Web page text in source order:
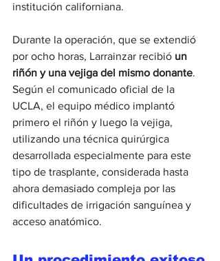
institución californiana.
Durante la operación, que se extendió
por ocho horas, Larrainzar recibió un
riñón y una vejiga del mismo donante.
Según el comunicado oficial de la
UCLA, el equipo médico implantó
primero el riñón y luego la vejiga,
utilizando una técnica quirúrgica
desarrollada especialmente para este
tipo de trasplante, considerada hasta
ahora demasiado compleja por las
dificultades de irrigación sanguínea y
acceso anatómico.